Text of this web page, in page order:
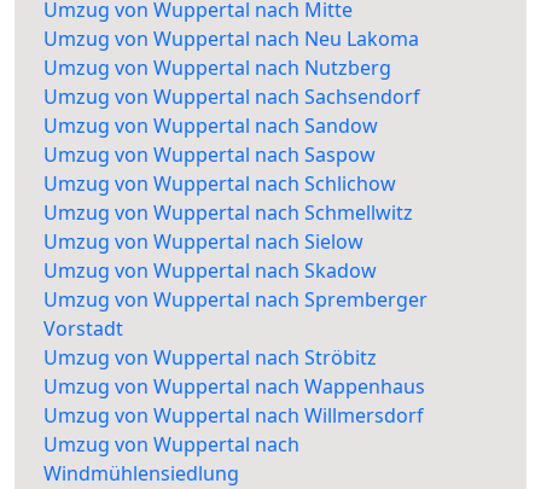
Umzug von Wuppertal nach Mitte
Umzug von Wuppertal nach Neu Lakoma
Umzug von Wuppertal nach Nutzberg
Umzug von Wuppertal nach Sachsendorf
Umzug von Wuppertal nach Sandow
Umzug von Wuppertal nach Saspow
Umzug von Wuppertal nach Schlichow
Umzug von Wuppertal nach Schmellwitz
Umzug von Wuppertal nach Sielow
Umzug von Wuppertal nach Skadow
Umzug von Wuppertal nach Spremberger
Vorstadt
Umzug von Wuppertal nach Ströbitz
Umzug von Wuppertal nach Wappenhaus
Umzug von Wuppertal nach Willmersdorf
Umzug von Wuppertal nach
Windmühlensiedlung